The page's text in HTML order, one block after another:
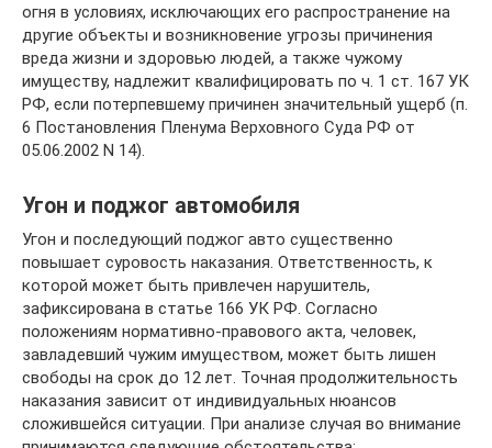
огня в условиях, исключающих его распространение на
другие объекты и возникновение угрозы причинения
вреда жизни и здоровью людей, а также чужому
имуществу, надлежит квалифицировать по ч. 1 ст. 167 УК
РФ, если потерпевшему причинен значительный ущерб (п.
6 Постановления Пленума Верховного Суда РФ от
05.06.2002 N 14).
Угон и поджог автомобиля
Угон и последующий поджог авто существенно
повышает суровость наказания. Ответственность, к
которой может быть привлечен нарушитель,
зафиксирована в статье 166 УК РФ. Согласно
положениям нормативно-правового акта, человек,
завладевший чужим имуществом, может быть лишен
свободы на срок до 12 лет. Точная продолжительность
наказания зависит от индивидуальных нюансов
сложившейся ситуации. При анализе случая во внимание